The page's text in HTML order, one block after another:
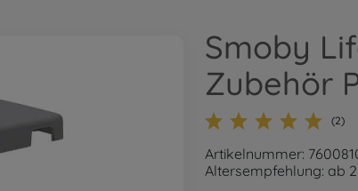
Smoby
Zubehör
(2)
Artikelnummer:
Altersempfehlung: ab